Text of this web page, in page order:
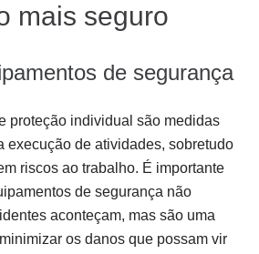
mais seguro
de segurança
proteção individual são medidas
execução de atividades, sobretudo
riscos ao trabalho. É importante
de segurança não
aconteçam, mas são uma
os danos que possam vir